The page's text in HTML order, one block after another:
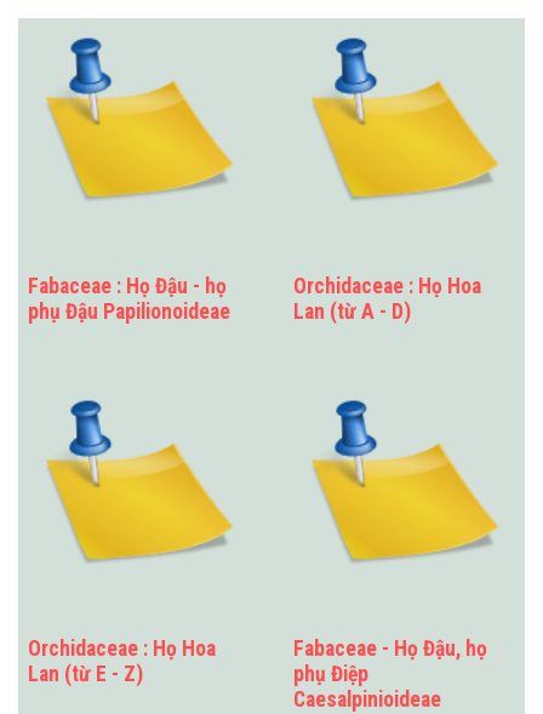
Fabaceae : Họ Đậu - họ
phụ Đậu Papilionoideae
Orchidaceae : Họ Hoa
Lan (từ A - D)
Orchidaceae : Họ Hoa
Lan (từ E - Z)
Fabaceae - Họ Đậu, họ
phụ Điệp
Caesalpinioideae